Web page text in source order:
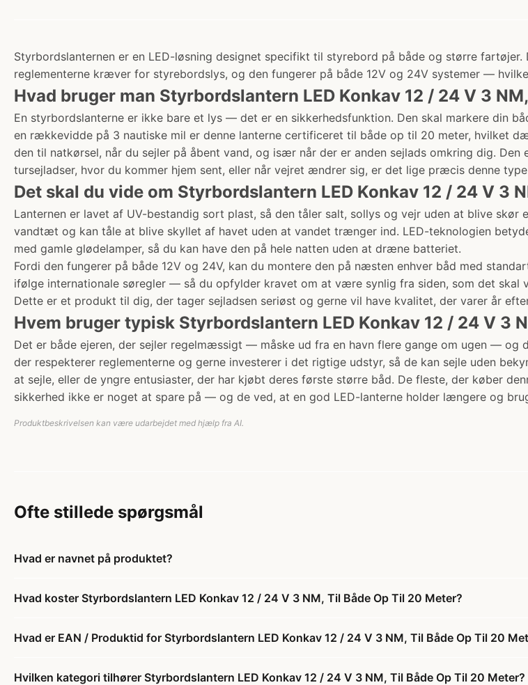
Styrbordslanternen er en LED-løsning designet specifikt til styrebord på både og større
reglementerne kræver for styrebordslys, og den fungerer på både 12V og 24V systemer —
Hvad bruger man Styrbordslantern LED Konkav 12 / 24 V 3
En styrbordslanterne er ikke bare et lys — det er en sikkerhedsfunktion. Den skal markere din
en rækkevidde på 3 nautiske mil er denne lanterne certificeret til både op til 20 meter, hvilket
den til natkørsel, når du sejler på åbent vand, og især når der er anden sejlads omkring dig.
tursejladser, hvor du kommer hjem sent, eller når vejret ændrer sig, er det lige præcis denne
Det skal du vide om Styrbordslantern LED Konkav 12 / 24 V 3
Lanternen er lavet af UV-bestandig sort plast, så den tåler salt, sollys og vejr uden at blive skør
vandtæt og kan tåle at blive skyllet af havet uden at vandet trænger ind. LED-teknologien
med gamle glødelamper, så du kan have den på hele natten uden at dræne batteriet.
Fordi den fungerer på både 12V og 24V, kan du montere den på næsten enhver båd med
ifølge internationale søregler — så du opfylder kravet om at være synlig fra siden, som det skal
Dette er et produkt til dig, der tager sejladsen seriøst og gerne vil have kvalitet, der varer år
Hvem bruger typisk Styrbordslantern LED Konkav 12 / 24 V 3
Det er både ejeren, der sejler regelmæssigt — måske ud fra en havn flere gange om ugen —
der respekterer reglementerne og gerne investerer i det rigtige udstyr, så de kan sejle uden
at sejle, eller de yngre entusiaster, der har kjøbt deres første større båd. De fleste, der køber
sikkerhed ikke er noget at spare på — og de ved, at en god LED-lanterne holder længere og
Produktbeskrivelsen kan være udarbejdet med hjælp fra AI.
Ofte stillede spørgsmål
Hvad er navnet på produktet?
Hvad koster Styrbordslantern LED Konkav 12 / 24 V 3 NM, Til Både Op Til 20 Meter?
Hvad er EAN / Produktid for Styrbordslantern LED Konkav 12 / 24 V 3 NM, Til Både Op Til 20
Hvilken kategori tilhører Styrbordslantern LED Konkav 12 / 24 V 3 NM, Til Både Op Til 20 Meter?